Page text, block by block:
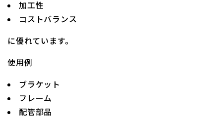
加工性
コストバランス
に優れています。
使用例
ブラケット
フレーム
配管部品